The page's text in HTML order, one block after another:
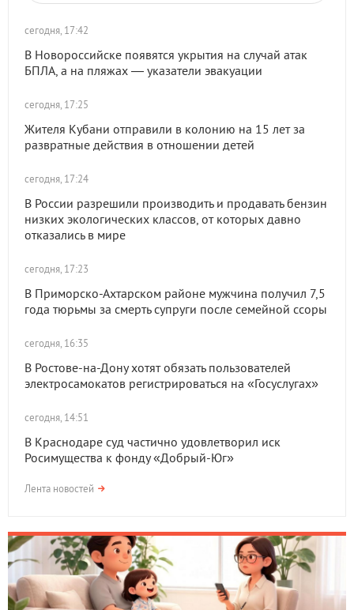
сегодня, 17:42
В Новороссийске появятся укрытия на случай атак
БПЛА, а на пляжах — указатели эвакуации
сегодня, 17:25
Жителя Кубани отправили в колонию на 15 лет за
развратные действия в отношении детей
сегодня, 17:24
В России разрешили производить и продавать бензин
низких экологических классов, от которых давно
отказались в мире
сегодня, 17:23
В Приморско-Ахтарском районе мужчина получил 7,5
года тюрьмы за смерть супруги после семейной ссоры
сегодня, 16:35
В Ростове-на-Дону хотят обязать пользователей
электросамокатов регистрироваться на «Госуслугах»
сегодня, 14:51
В Краснодаре суд частично удовлетворил иск
Росимущества к фонду «Добрый-Юг»
Лента новостей